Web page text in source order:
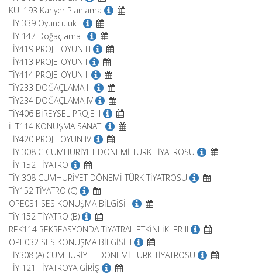
KÜL193 Kariyer Planlama
TİY 339 Oyunculuk I
TİY 147 Doğaçlama I
TİY419 PROJE-OYUN III
TİY413 PROJE-OYUN I
TİY414 PROJE-OYUN II
TİY233 DOĞAÇLAMA III
TİY234 DOĞAÇLAMA IV
TİY406 BİREYSEL PROJE II
İLT114 KONUŞMA SANATI
TİY420 PROJE OYUN IV
TİY 308 C CUMHURİYET DÖNEMİ TÜRK TİYATROSU
TİY 152 TİYATRO
TİY 308 CUMHURİYET DÖNEMİ TÜRK TİYATROSU
TİY152 TİYATRO (C)
OPE031 SES KONUŞMA BİLGİSİ I
TİY 152 TİYATRO (B)
REK114 REKREASYONDA TİYATRAL ETKİNLİKLER II
OPE032 SES KONUŞMA BİLGİSİ II
TİY308 (A) CUMHURİYET DÖNEMİ TÜRK TİYATROSU
TİY 121 TİYATROYA GİRİŞ